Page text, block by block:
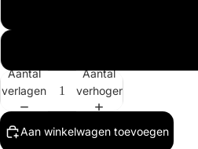
Aantal
verlagen
Aantal
verhogen
Aan winkelwagen toevoegen